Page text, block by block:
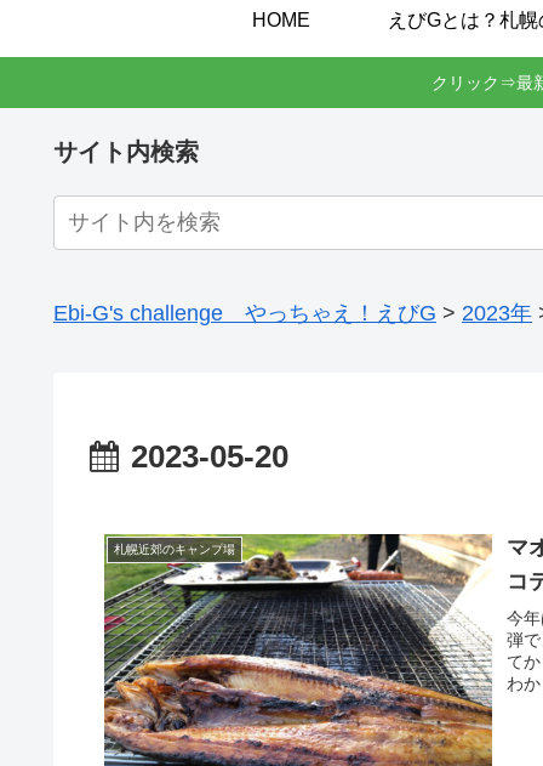
HOME
クリック⇒最
サイト内検索
Ebi-G's challenge やっちゃえ！えびG > 2023年
2023-05-20
札幌近郊のキャンプ場
マ
コ
今
弾
て
わ